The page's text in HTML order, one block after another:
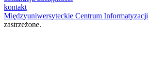
kontakt
Międzyuniwersyteckie Centrum Informatyzacji
zastrzeżone.